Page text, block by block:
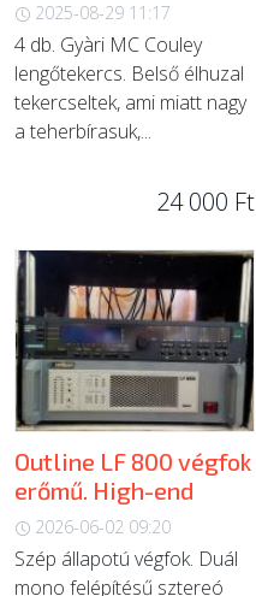
2025-08-29 11:17
4 db. Gyàri MC Couley
lengőtekercs. Belső élhuzal
tekercseltek, ami miatt nagy
a teherbírasuk,...
24 000 Ft
Outline LF 800 végfok
erőmű. High-end
2026-06-02 09:20
Szép állapotú végfok. Duál
mono felépítésű sztereó